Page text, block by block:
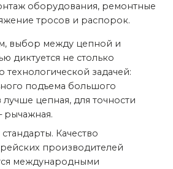
оборудования, ремонтные
тросов и распорок.
выбор между цепной и
диктуется не столько
технологической задачей:
подъема большого
лучше цепная, для точности
рычажная.
Качество
производителей
международными